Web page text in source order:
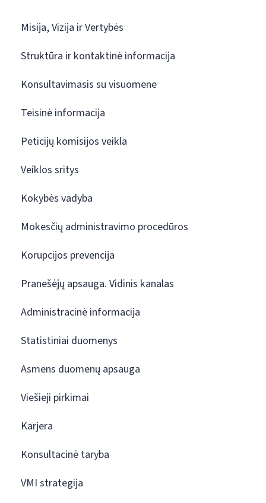
Misija, Vizija ir Vertybės
Struktūra ir kontaktinė informacija
Konsultavimasis su visuomene
Teisinė informacija
Peticijų komisijos veikla
Veiklos sritys
Kokybės vadyba
Mokesčių administravimo procedūros
Korupcijos prevencija
Pranešėjų apsauga. Vidinis kanalas
Administracinė informacija
Statistiniai duomenys
Asmens duomenų apsauga
Viešieji pirkimai
Karjera
Konsultacinė taryba
VMI strategija